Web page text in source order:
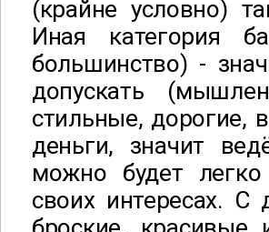
(крайне условно)
Иная категория
большинство) -
допускать
стильные, дорогие,
деньги, значит
можно будет
своих интересах. С